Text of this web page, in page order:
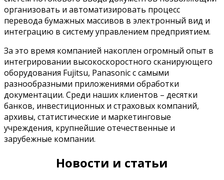
организовать и автоматизировать процесс
перевода бумажных массивов в электронный вид и
интеграцию в систему управлением предприятием.
За это время компанией накоплен огромный опыт в
интегрировании высокоскоростного сканирующего
оборудования Fujitsu, Panasonic с самыми
разнообразными приложениями обработки
документации. Среди наших клиентов – десятки
банков, инвестиционных и страховых компаний,
архивы, статистические и маркетинговые
учреждения, крупнейшие отечественные и
зарубежные компании.
Новости и статьи